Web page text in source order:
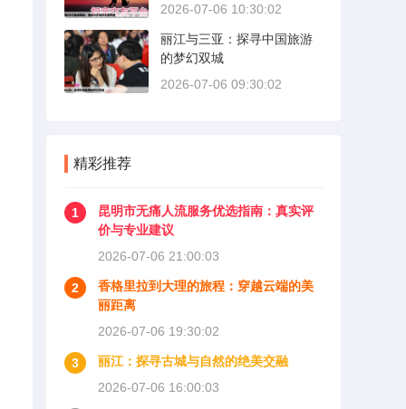
2026-07-06 10:30:02
丽江与三亚：探寻中国旅游
的梦幻双城
2026-07-06 09:30:02
精彩推荐
1
昆明市无痛人流服务优选指南：真实评
价与专业建议
2026-07-06 21:00:03
2
香格里拉到大理的旅程：穿越云端的美
丽距离
2026-07-06 19:30:02
3
丽江：探寻古城与自然的绝美交融
2026-07-06 16:00:03